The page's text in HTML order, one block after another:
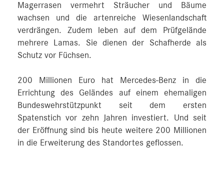
Magerrasen vermehrt Sträucher und Bäume
wachsen und die artenreiche Wiesenlandschaft
verdrängen. Zudem leben auf dem Prüfgelände
mehrere Lamas. Sie dienen der Schafherde als
Schutz vor Füchsen.
200 Millionen Euro hat Mercedes‑Benz in die
Errichtung des Geländes auf einem ehemaligen
Bundeswehrstützpunkt seit dem ersten
Spatenstich vor zehn Jahren investiert. Und seit
der Eröffnung sind bis heute weitere 200 Millionen
in die Erweiterung des Standortes geflossen.